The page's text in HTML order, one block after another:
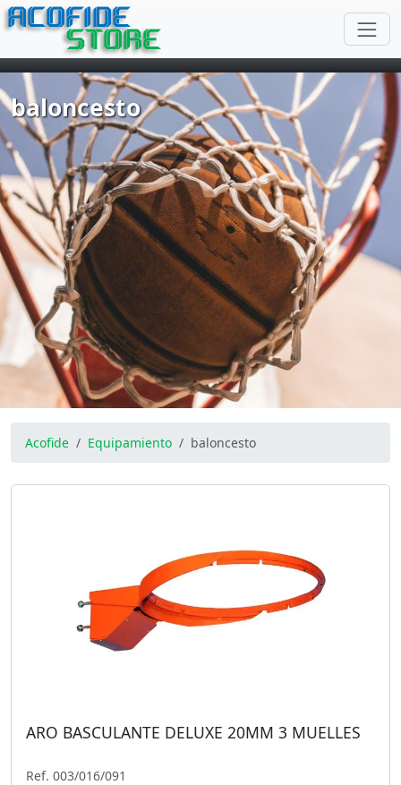
ACOFIDE
STORE
baloncesto
Acofide Equipamiento baloncesto
ARO BASCULANTE DELUXE 20MM 3 MUELLES
Ref. 003/016/091